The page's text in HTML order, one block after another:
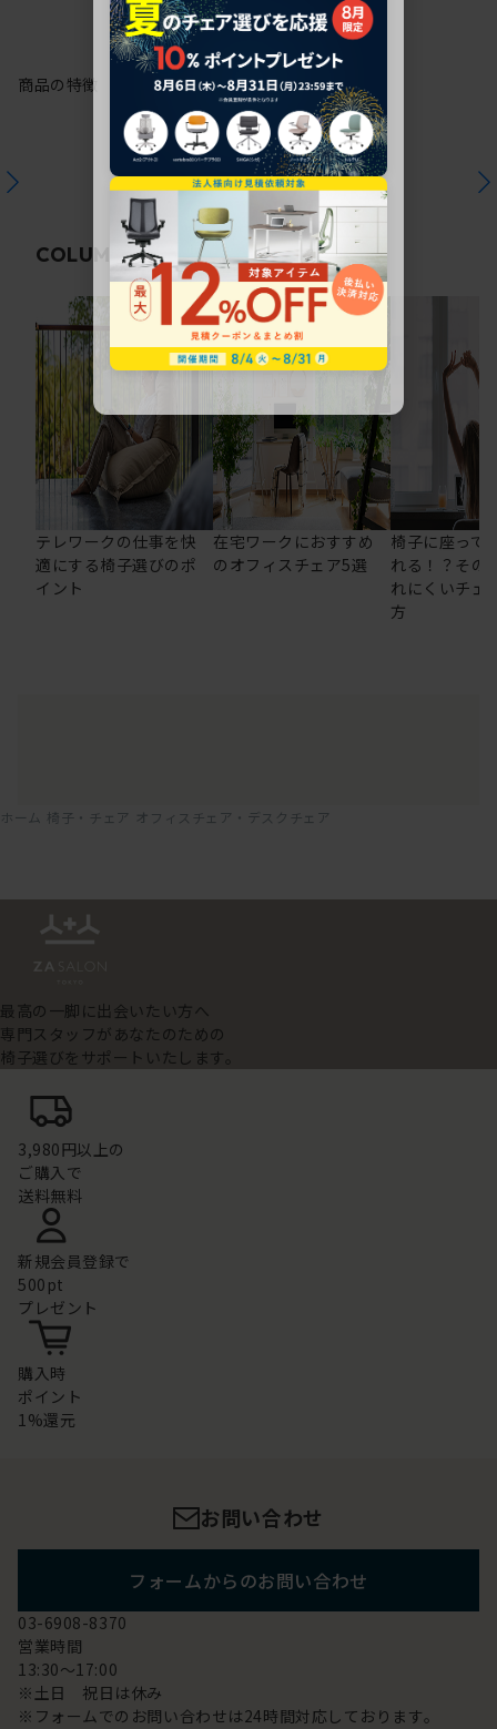
商品の特徴
COLUMN関連コラム
テレワークの仕事を快
適にする椅子選びのポ
イント
在宅ワークにおすすめ
のオフィスチェア5選
椅子に座って
れる！？その
れにくいチェ
方
ホーム 椅子・チェア オフィスチェア・デスクチェア
最高の一脚に出会いたい方へ
専門スタッフがあなたのための
椅子選びをサポートいたします。
3,980円以上の
ご購入で
送料無料
新規会員登録で
500pt
プレゼント
購入時
ポイント
1%還元
お問い合わせ
フォームからのお問い合わせ
03-6908-8370
営業時間
13:30～17:00
※土日 祝日は休み
※フォームでのお問い合わせは24時間対応しております。